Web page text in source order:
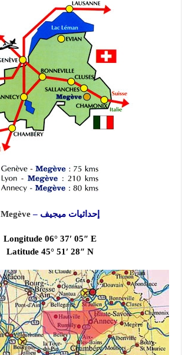
إحداثيات ميجيف –Megève
Longitude 06° 37′ 05″ E
Latitude 45° 51′ 28″ N